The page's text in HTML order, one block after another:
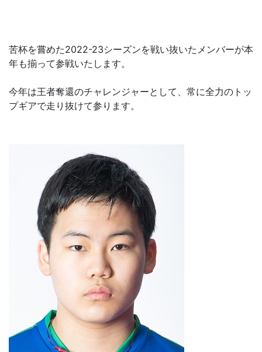
苦杯を嘗めた2022-23シーズンを戦い抜いたメンバーが本
年も揃って参戦いたします。
今年は王者奪還のチャレンジャーとして、常に全力のトッ
プギアで走り抜けて参ります。